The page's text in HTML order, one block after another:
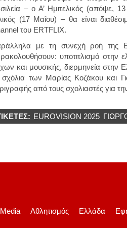
– ο Α’ Ημιτελικός (απόψε,
(17 Μαΐου) – θα είναι
του ERTFLIX.
με τη συνεχή ροή της
υποτιτλισμό στην
και μουσικής, διερμηνεία στην
των Μαρίας Κοζάκου και
από τους σχολιαστές για
EUROVISION 2025
Media Αθλητισμός Ελλάδα